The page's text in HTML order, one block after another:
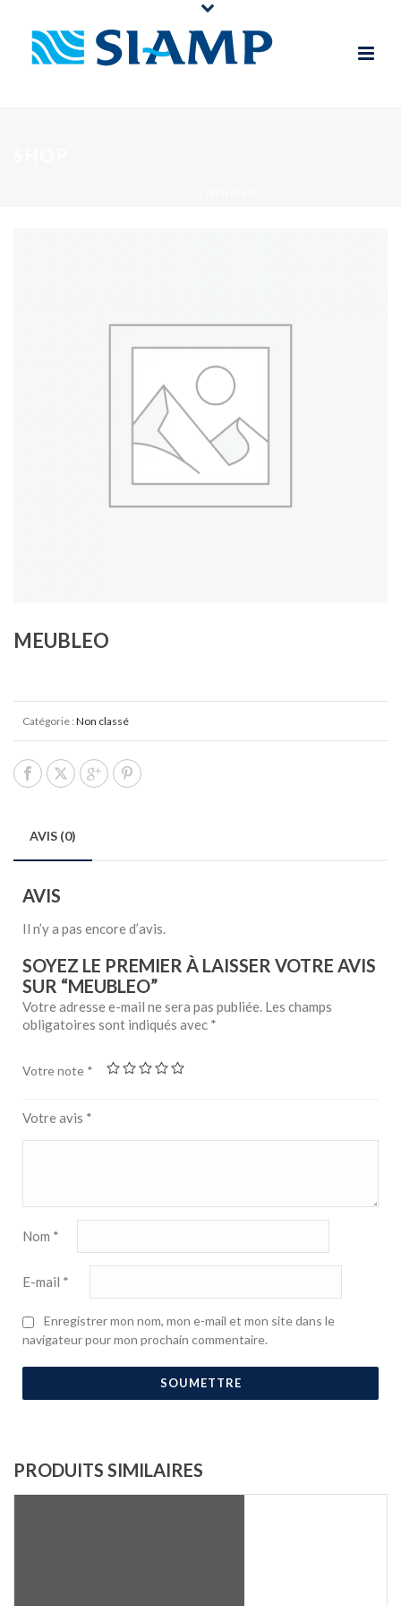
MEUBLEO
Catégorie : Non classé
AVIS (0)
AVIS
Il n’y a pas encore d’avis.
SOYEZ LE PREMIER À LAISSER VOTRE AVIS
SUR “MEUBLEO”
Votre adresse e-mail ne sera pas publiée. Les champs
obligatoires sont indiqués avec *
Votre note *
Votre avis *
Nom *
E-mail *
Enregistrer mon nom, mon e-mail et mon site dans le
navigateur pour mon prochain commentaire.
PRODUITS SIMILAIRES